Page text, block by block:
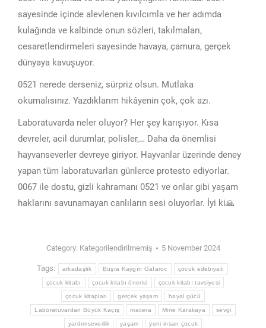
sayesinde içinde alevlenen kıvılcımla ve her adımda
kulağında ve kalbinde onun sözleri, takılmaları,
cesaretlendirmeleri sayesinde havaya, çamura, gerçek
dünyaya kavuşuyor.
0521 nerede derseniz, sürpriz olsun. Mutlaka
okumalısınız. Yazdıklarım hikâyenin çok, çok azı.
Laboratuvarda neler oluyor? Her şey karışıyor. Kısa
devreler, acil durumlar, polisler,… Daha da önemlisi
hayvanseverler devreye giriyor. Hayvanlar üzerinde deney
yapan tüm laboratuvarları günlerce protesto ediyorlar.
0067 ile dostu, gizli kahramanı 0521 ve onlar gibi yaşam
haklarını savunamayan canlıların sesi oluyorlar. İyi ki🙏
Category: Kategorilendirilmemiş 5 November 2024
Tags: arkadaşlık Büşra Kaygın Gafarov çocuk edebiyatı
çocuk kitabı çocuk kitabı önerisi çocuk kitabı tavsiyesi
çocuk kitapları gerçek yaşam hayal gücü
Laboratuvardan Büyük Kaçış macera Mine Karakaya sevgi
yardımseverlik yaşam yeni insan çocuk